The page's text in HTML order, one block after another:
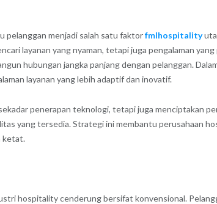
pelanggan menjadi salah satu faktorfmlhospitality
layanan yang nyaman, tetapi juga pengalaman
hubungan jangka panjang dengan pelanggan.
layanan yang lebih adaptif dan inovatif.
penerapan teknologi, tetapi juga menciptakan
yang tersedia. Strategi ini membantu perusahaan
ketat.
hospitality cenderung bersifat konvensional.